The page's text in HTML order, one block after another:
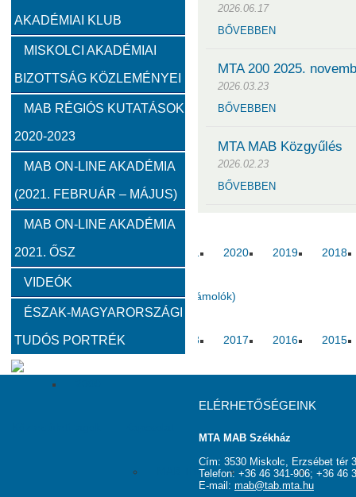
SZMSZ
Alapítvány
2012 2011 2010
Közgyűlések
2020 2019 2018
Határon túli kapcsolatok (beszámolók)
2020 2018 2017 2016 2015
MAB Titkárság Elnökség
AKADÉMIAI KLUB
MISKOLCI AKADÉMIAI
BIZOTTSÁG KÖZLEMÉNYEI
MAB RÉGIÓS KUTATÁSOK
2020-2023
MAB ON-LINE AKADÉMIA
(2021. FEBRUÁR – MÁJUS)
MAB ON-LINE AKADÉMIA
2021. ŐSZ
VIDEÓK
ÉSZAK-MAGYARORSZÁGI
TUDÓS PORTRÉK
2026.06.17
BŐVEBBEN
MTA 200 2025.
2026.03.23
BŐVEBBEN
MTA MAB Közgyűlés
2026.02.23
BŐVEBBEN
ELÉRHETŐSÉGEINK
MTA MAB Székház
Cím: 3530 Miskolc, Erzsébet tér
Telefon: +36 46 341-906; +36 46
E-mail: mab@tab.mta.hu